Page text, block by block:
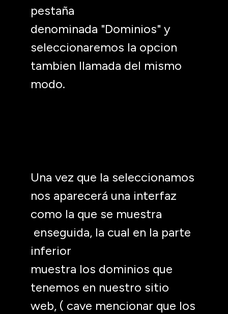
pestaña
denominada "Dominios" y
seleccionaremos la opcion
tambien llamada del mismo
modo.
Una vez que la seleccionamos
nos aparecerá una interfaz
como la que se muestra
enseguida, la cual en la parte
inferior
muestra los dominios que
tenemos en nuestro sitio
web, ( cave mencionar que los